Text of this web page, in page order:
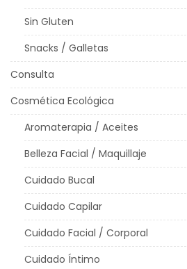
Sin Gluten
Snacks / Galletas
Consulta
Cosmética Ecológica
Aromaterapia / Aceites
Belleza Facial / Maquillaje
Cuidado Bucal
Cuidado Capilar
Cuidado Facial / Corporal
Cuidado Íntimo